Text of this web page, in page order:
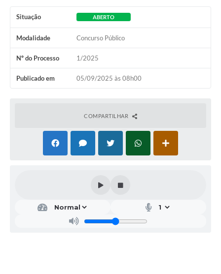
Situação ABERTO
Modalidade Concurso Público
Nº do Processo 1/2025
Publicado em 05/09/2025 às 08h00
COMPARTILHAR